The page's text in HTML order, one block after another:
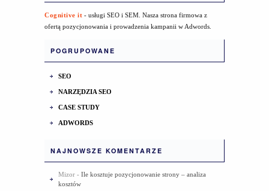
Cognitive it - usługi SEO i SEM. Nasza strona firmowa z
ofertą pozycjonowania i prowadzenia kampanii w Adwords.
POGRUPOWANE
SEO
NARZĘDZIA SEO
CASE STUDY
ADWORDS
NAJNOWSZE KOMENTARZE
Mizor - Ile kosztuje pozycjonowanie strony – analiza
kosztów